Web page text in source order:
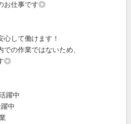
お仕事です◎
心して働けます！
の作業ではないため、
◎
躍中
中